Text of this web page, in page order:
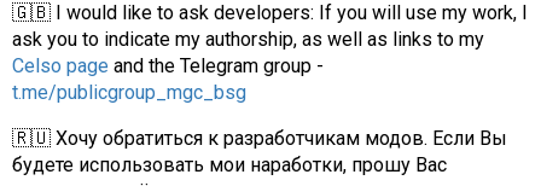
🇬🇧 I would like to ask developers: If you will use my work, I
ask you to indicate my authorship, as well as links to my
Celso page and the Telegram group -
t.me/publicgroup_mgc_bsg
🇷🇺 Хочу обратиться к разработчикам модов. Если Вы
будете использовать мои наработки, прошу Вас